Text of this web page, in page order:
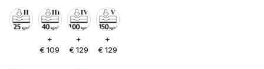
+
€ 109
+
€ 129
+
€ 129